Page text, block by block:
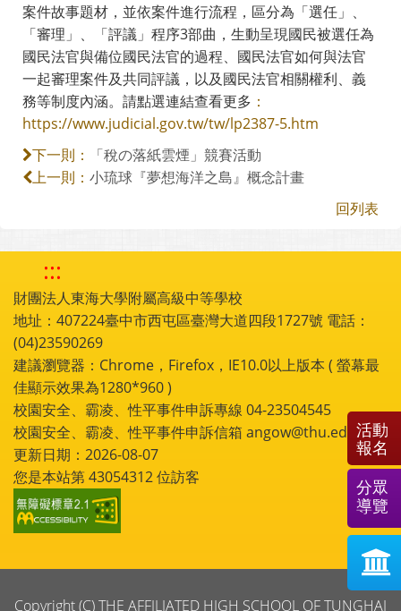
案件故事題材，並依案件進行流程，區分為「選任」、
「審理」、「評議」程序3部曲，生動呈現國民被選任為
國民法官與備位國民法官的過程、國民法官如何與法官
一起審理案件及共同評議，以及國民法官相關權利、義
務等制度內涵。請點選連結查看更多 ：
https://www.judicial.gov.tw/tw/lp2387-5.htm
下一則： 「稅の落紙雲煙」競賽活動
上一則： 小琉球『夢想海洋之島』概念計畫
回列表
:::
財團法人東海大學附屬高級中等學校
地址：407224臺中市西屯區臺灣大道四段1727號 電話：
(04)23590269
建議瀏覽器：Chrome，Firefox，IE10.0以上版本 ( 螢幕最
佳顯示效果為1280*960 )
校園安全、霸凌、性平事件申訴專線 04-23504545
校園安全、霸凌、性平事件申訴信箱 angow@thu.edu.tw
更新日期：2026-08-07
您是本站第43054312位訪客
Copyright (C) THE AFFILIATED HIGH SCHOOL OF TUNGHAI
活動
報名
分眾
導覽